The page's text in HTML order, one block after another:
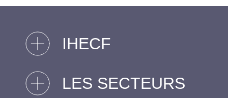
IHECF
LES SECTEURS